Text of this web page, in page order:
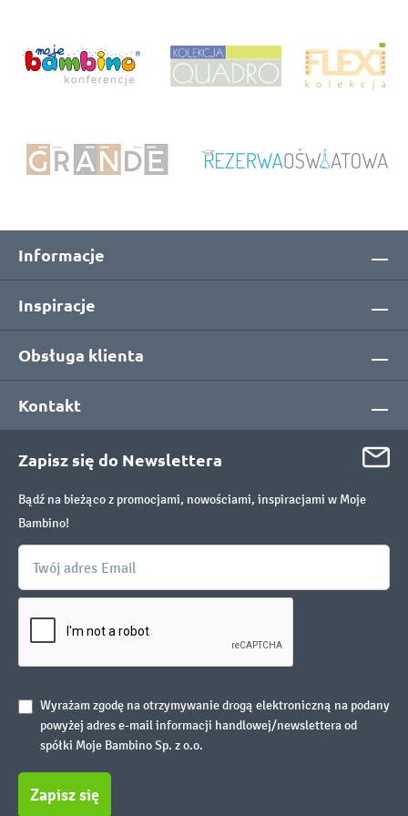
Informacje
Inspiracje
Obsługa klienta
Kontakt
Zapisz się do Newslettera
Bądź na bieżąco z promocjami, nowościami, inspiracjami w Moje
Bambino!
Wyrażam zgodę na otrzymywanie drogą elektroniczną na podany
powyżej adres e-mail informacji handlowej/newslettera od
spółki Moje Bambino Sp. z o.o.
Zapisz się